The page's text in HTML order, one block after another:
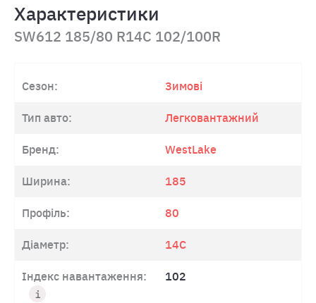
Характеристики
SW612 185/80 R14C 102/100R
Сезон: Зимові
Тип авто: Легковантажний
Бренд: WestLake
Ширина: 185
Профіль: 80
Діаметр: 14C
Індекс навантаження: 102